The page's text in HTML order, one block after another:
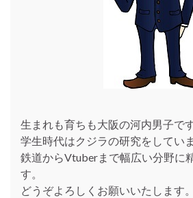
生まれも育ちも大阪の河内男子です
学生時代はクジラの研究をしていま
鉄道からVtuberまで幅広い分野に
す。
どうぞよろしくお願いいたします。